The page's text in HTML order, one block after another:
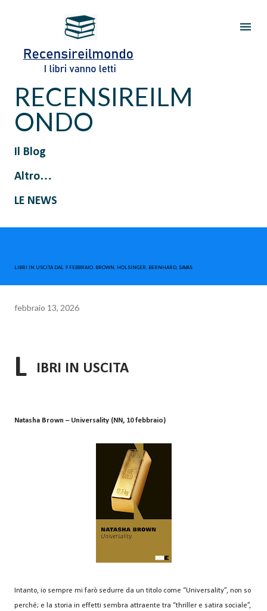
Passa ai contenuti principali
RECENSIREILM
ONDO
Il Blog
Altro…
LE NEWS
LIBRI IN USCITA DAL 9 FEBBRAIO. BROWN, HOLSINGER, BERNHARD, SAVAS
febbraio 13, 2026
L IBRI IN USCITA
Natasha Brown – Universality (NN, 10 febbraio)
Intanto, io sempre mi farò sedurre da un titolo come “Universality”, non so
perché; e la storia in effetti sembra attraente tra “thriller e satira sociale”,